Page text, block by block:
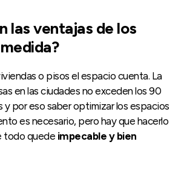
las ventajas de los
o pisos el espacio cuenta. La
en las ciudades no exceden los 90
y por eso saber optimizar los espacios
es necesario, pero hay que hacerlo
todo quede impecable y bien